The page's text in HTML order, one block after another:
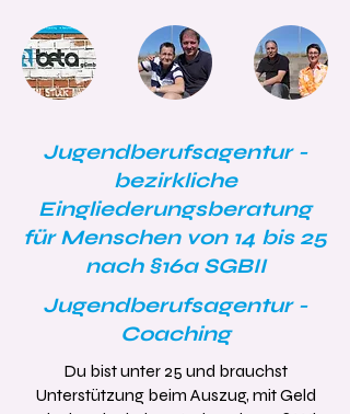
Jugendberufsagentur -
bezirkliche
Eingliederungsberatung
für Menschen von 14 bis 25
nach §16a SGBII
Jugendberufsagentur -
Coaching
Du bist unter 25 und brauchst
Unterstützung beim Auszug, mit Geld